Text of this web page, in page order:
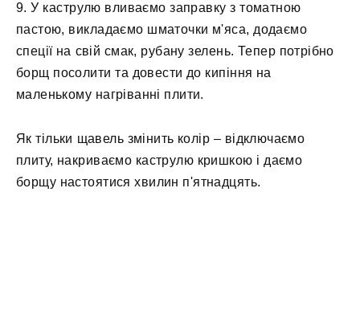
9. У каструлю вливаємо заправку з томатною
пастою, викладаємо шматочки м'яса, додаємо
спеції на свій смак, рубану зелень. Тепер потрібно
борщ посолити та довести до кипіння на
маленькому нагріванні плити.
Як тільки щавель змінить колір – відключаємо
плиту, накриваємо каструлю кришкою і даємо
борщу настоятися хвилин п'ятнадцять.